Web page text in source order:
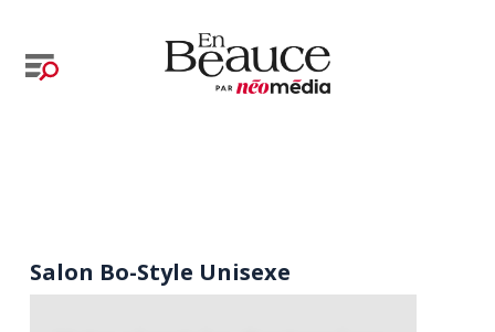
Salon Bo-Style Unisexe